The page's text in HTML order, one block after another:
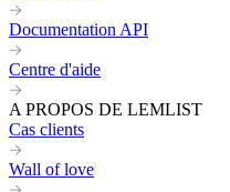
Documentation API
Centre d'aide
A PROPOS DE LEMLIST
Cas clients
Wall of love